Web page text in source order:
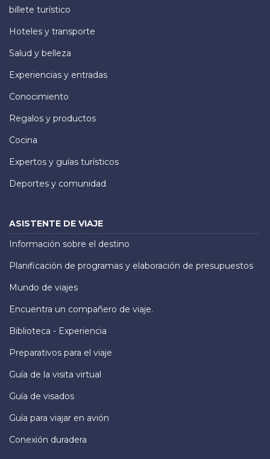
billete turístico
Hoteles y transporte
Salud y belleza
Experiencias y entradas
Conocimiento
Regalos y productos
Cocina
Expertos y guías turísticos
Deportes y comunidad
ASISTENTE DE VIAJE
Información sobre el destino
Planificación de programas y elaboración de presupuestos
Mundo de viajes
Encuentra un compañero de viaje.
Biblioteca - Experiencia
Preparativos para el viaje
Guía de la visita virtual
Guía de visados
Guía para viajar en avión
Conexión duradera